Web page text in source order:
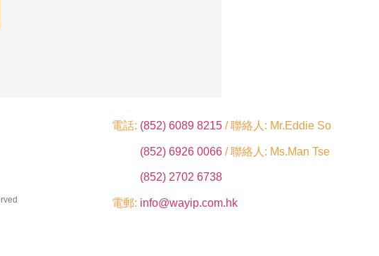
電話: (852) 6089 8215 / 聯絡人: Mr.Eddie So
(852) 6926 0066/ 聯絡人: Ms.Man Tse
(852) 2702 6738
電郵: info@wayip.com.hk